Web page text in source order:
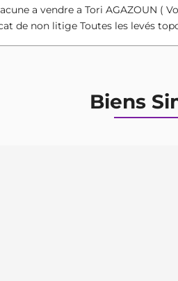
a vendre a Tori AGAZOUN
de non litige Toutes les levés
Biens